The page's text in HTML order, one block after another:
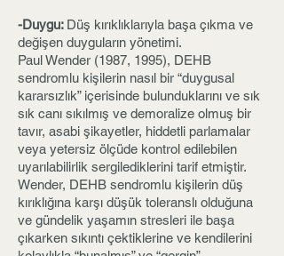
-Duygu: Düş kırıklıklarıyla başa çıkma ve
değişen duyguların yönetimi.
Paul Wender (1987, 1995), DEHB
sendromlu kişilerin nasıl bir “duygusal
kararsızlık” içerisinde bulunduklarını ve sık
sık canı sıkılmış ve demoralize olmuş bir
tavır, asabi şikayetler, hiddetli parlamalar
veya yetersiz ölçüde kontrol edilebilen
uyarılabilirlik sergilediklerini tarif etmiştir.
Wender, DEHB sendromlu kişilerin düş
kırıklığına karşı düşük toleranslı olduğuna
ve gündelik yaşamın stresleri ile başa
çıkarken sıkıntı çektiklerine ve kendilerini